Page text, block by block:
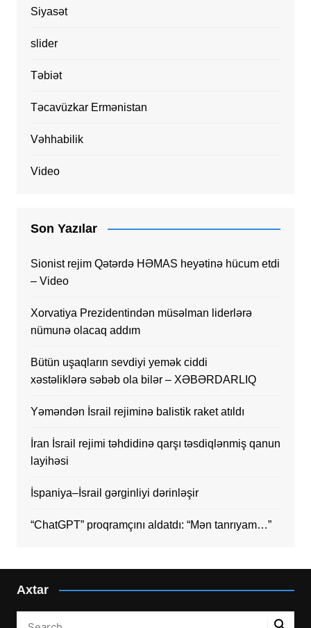
Siyasət
slider
Təbiət
Təcavüzkar Ermənistan
Vəhhabilik
Video
Son Yazılar
Sionist rejim Qətərdə HƏMAS heyətinə hücum etdi
– Video
Xorvatiya Prezidentindən müsəlman liderlərə
nümunə olacaq addım
Bütün uşaqların sevdiyi yemək ciddi
xəstəliklərə səbəb ola bilər – XƏBƏRDARLIQ
Yəməndən İsrail rejiminə balistik raket atıldı
İran İsrail rejimi təhdidinə qarşı təsdiqlənmiş qanun
layihəsi
İspaniya–İsrail gərginliyi dərinləşir
“ChatGPT” proqramçını aldatdı: “Mən tanrıyam…”
Axtar